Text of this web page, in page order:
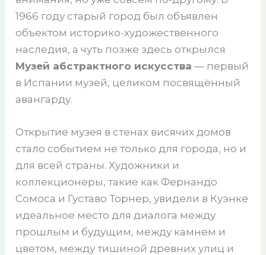
1966 году старый город был объявлен
объектом историко-художественного
наследия, а чуть позже здесь открылся
Музей абстрактного искусства — первый
в Испании музей, целиком посвящённый
авангарду.
Открытие музея в стенах висячих домов
стало событием не только для города, но и
для всей страны. Художники и
коллекционеры, такие как Фернандо
Сомоса и Густаво Торнер, увидели в Куэнке
идеальное место для диалога между
прошлым и будущим, между камнем и
цветом, между тишиной древних улиц и